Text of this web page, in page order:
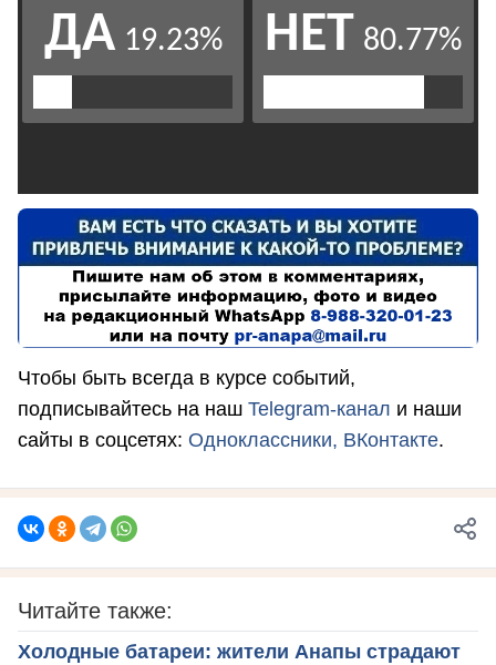
Чтобы быть всегда в курсе событий,
подписывайтесь на наш Telegram-канал и наши
сайты в соцсетях: Одноклассники, ВКонтакте.
Читайте также:
Холодные батареи: жители Анапы страдают